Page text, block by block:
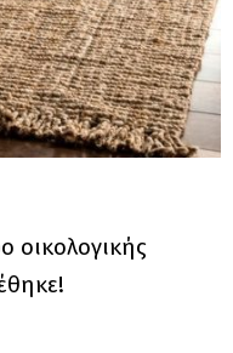
οικολογικής